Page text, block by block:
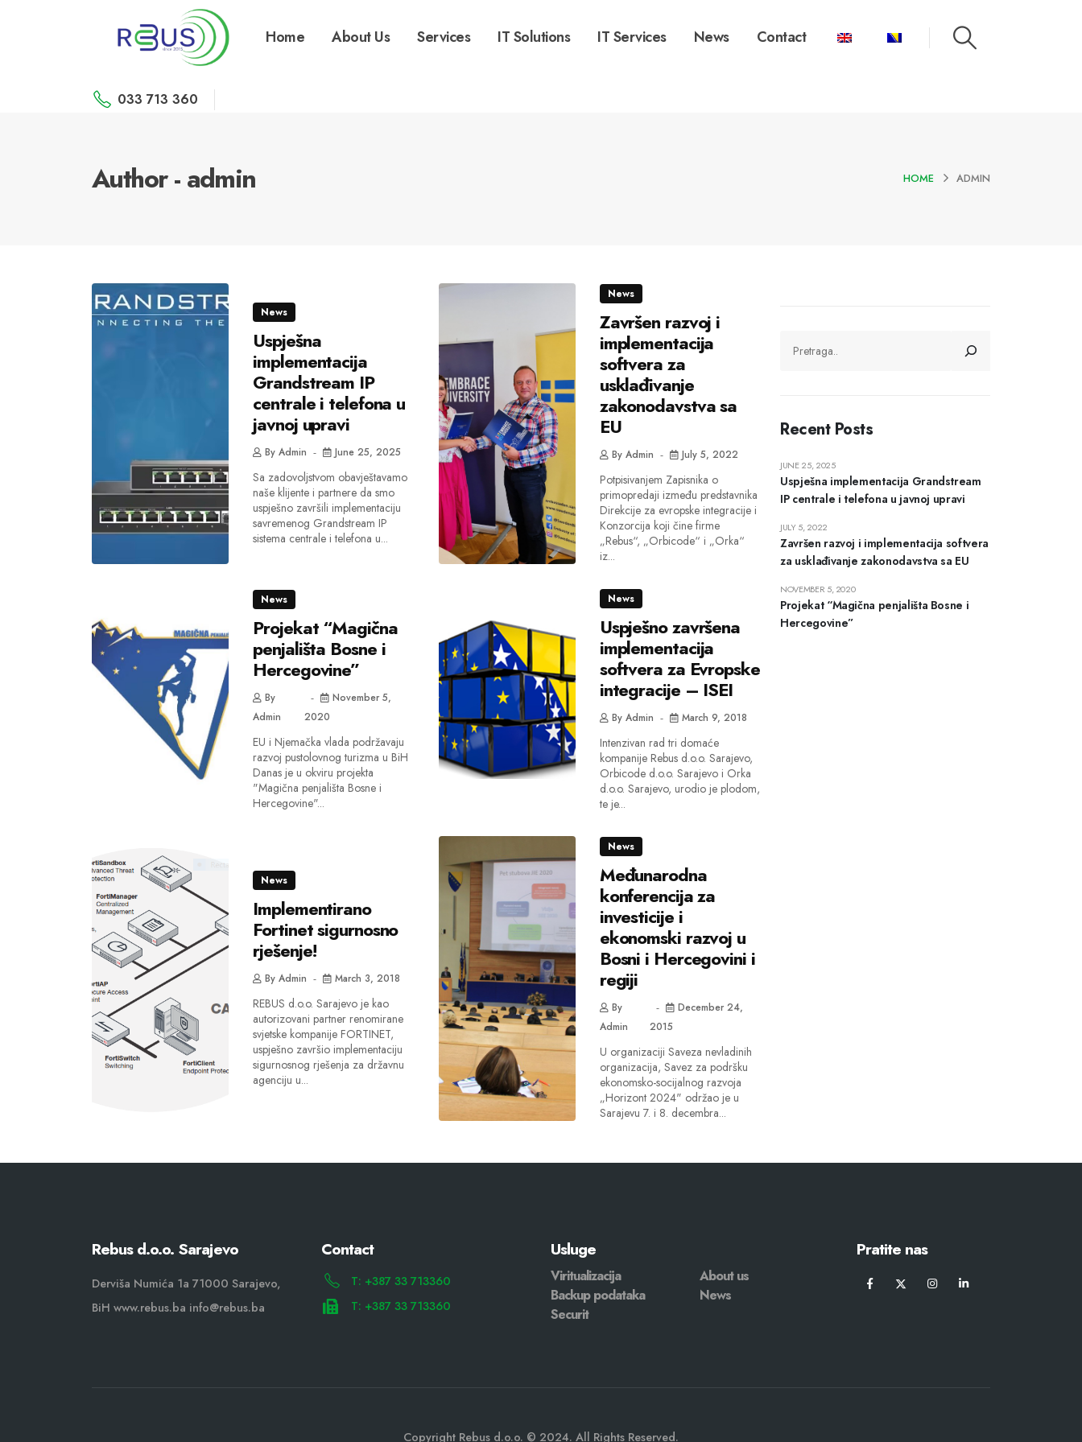
Home About Us Services IT Solutions IT Services News Contact
033 713 360
Author - admin HOME ADMIN
News
Uspješna
implementacija
Grandstream IP
centrale i telefona u
javnoj upravi
ByAdmin June 25, 2025
Sa zadovoljstvom obavještavamo
naše klijente i partnere da smo
uspješno završili implementaciju
savremenog Grandstream IP
sistema centrale i telefona u...
News
Završen razvoj i
implementacija
softvera za
usklađivanje
zakonodavstva sa
EU
By Admin July 5, 2022
Potpisivanjem Zapisnika o
primopredaji između predstavnika
Direkcije za evropske integracije i
Konzorcija koji čine firme
„Rebus“, „Orbicode“ i „Orka“
iz...
News
Projekat “Magična
penjališta Bosne i
Hercegovine”
By
Admin
November 5,
2020
EU i Njemačka vlada podržavaju
razvoj pustolovnog turizma u BiH
Danas je u okviru projekta
"Magična penjališta Bosne i
Hercegovine"...
News
Uspješno završena
implementacija
softvera za Evropske
integracije – ISEI
By Admin March 9, 2018
Intenzivan rad tri domaće
kompanije Rebus d.o.o. Sarajevo,
Orbicode d.o.o. Sarajevo i Orka
d.o.o. Sarajevo, urodio je plodom,
te je...
News
Implementirano
Fortinet sigurnosno
rješenje!
ByAdmin March 3, 2018
REBUS d.o.o. Sarajevo je kao
autorizovani partner renomirane
svjetske kompanije FORTINET,
uspješno završio implementaciju
sigurnosnog rješenja za državnu
agenciju u...
News
Međunarodna
konferencija za
investicije i
ekonomski razvoj u
Bosni i Hercegovini i
regiji
By
Admin
December 24,
2015
U organizaciji Saveza nevladinih
organizacija, Savez za podršku
ekonomsko-socijalnog razvoja
„Horizont 2024" održao je u
Sarajevu 7. i 8. decembra...
Recent Posts
Uspješna implementacija Grandstream
IP centrale i telefona u javnoj upravi
JUNE 25, 2025
Završen razvoj i implementacija softvera
za usklađivanje zakonodavstva sa EU
JULY 5, 2022
Projekat “Magična penjališta Bosne i
Hercegovine”
NOVEMBER 5, 2020
Rebus d.o.o. Sarajevo
Derviša Numića 1a 71000 Sarajevo,
BiH www.rebus.ba info@rebus.ba
Contact
T: +387 33 713360
T: +387 33 713360
Usluge
Viritualizacija
Backup podataka
Securit
About us
News
Pratite nas
Copyright Rebus d.o.o. © 2024. All Rights Reserved.